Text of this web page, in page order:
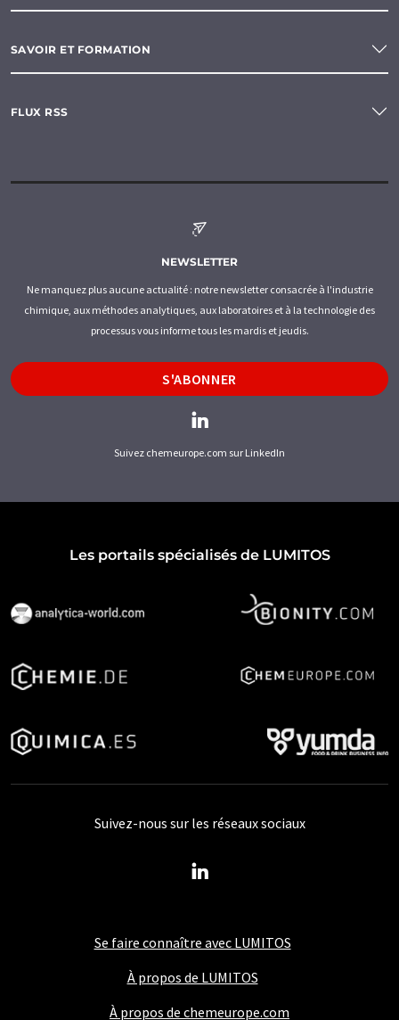
SAVOIR ET FORMATION
FLUX RSS
NEWSLETTER
Ne manquez plus aucune actualité : notre newsletter consacrée à l'industrie
chimique, aux méthodes analytiques, aux laboratoires et à la technologie des
processus vous informe tous les mardis et jeudis.
S'ABONNER
Suivez chemeurope.com sur LinkedIn
Les portails spécialisés de LUMITOS
Se faire connaître avec LUMITOS
À propos de LUMITOS
À propos de chemeurope.com
Suivez-nous sur les réseaux sociaux